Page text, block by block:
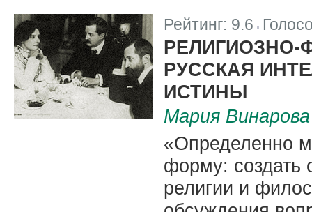
Рейтинг: 9.6 |
РУССКАЯ
ИСТИНЫ
Мария Винарова
«Определенно
форму: создать
религии и